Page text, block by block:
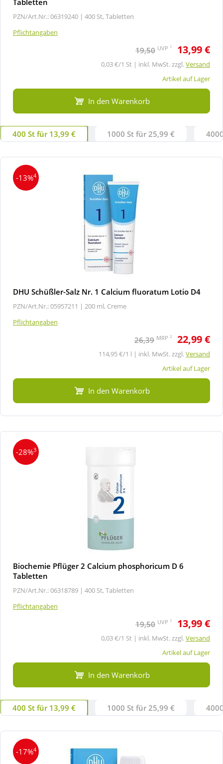
PZN/Art.Nr.: 06319240 | 400 St, Tabletten
Pflichtangaben
19,50 UVP 1 13,99 €
0,03 €/1 St | inkl. MwSt. zzgl.Versand
Artikel auf Lager
In den Warenkorb
400 St für 13,99 € 1000 St für 25,99 €
-13%4
DHU Schüßler-Salz Nr. 1 Calcium fluoratum Lotio D4
PZN/Art.Nr.: 05957211 | 200 ml, Creme
Pflichtangaben
26,39 MRP 2 22,99 €
114,95 €/1 l | inkl. MwSt. zzgl.Versand
Artikel auf Lager
In den Warenkorb
-28%3
Biochemie Pflüger 2 Calcium phosphoricum D 6
Tabletten
PZN/Art.Nr.: 06318789 | 400 St, Tabletten
Pflichtangaben
19,50 UVP 1 13,99 €
0,03 €/1 St | inkl. MwSt. zzgl.Versand
Artikel auf Lager
In den Warenkorb
400 St für 13,99 € 1000 St für 25,99 €
-17%4